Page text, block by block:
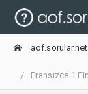
aof.sorular.net
Fransızca 1